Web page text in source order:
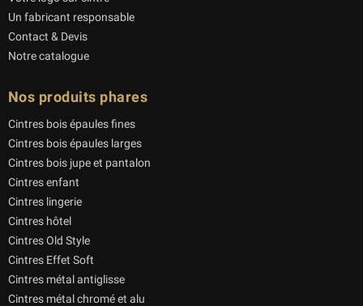
Un fabricant responsable
Contact & Devis
Notre catalogue
Nos produits phares
Cintres bois épaules fines
Cintres bois épaules larges
Cintres bois jupe et pantalon
Cintres enfant
Cintres lingerie
Cintres hôtel
Cintres Old Style
Cintres Effet Soft
Cintres métal antiglisse
Cintres métal chromé et alu